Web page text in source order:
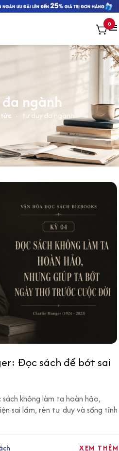
0
ngành
- tư duy đa ngành
Đọc sách để bớt sai
không làm ta hoàn hảo,
sai lầm, rèn tư duy và sống tỉnh
XEM THÊM